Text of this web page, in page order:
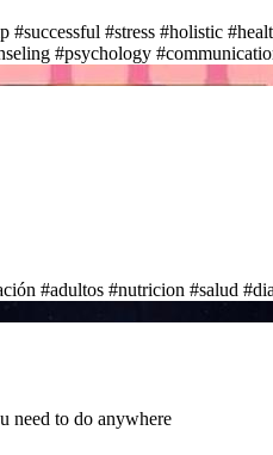
#successful #stress #holistic
#psychology
#adultos #nutricion #salud
need to do anywhere